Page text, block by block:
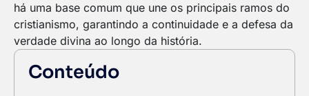
há uma base comum que une os principais ramos do
cristianismo, garantindo a continuidade e a defesa da
verdade divina ao longo da história.
Conteúdo